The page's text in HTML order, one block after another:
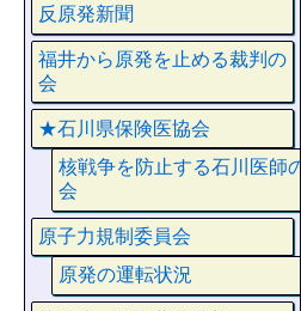
反原発新聞
福井から原発を止める裁判の
会
★石川県保険医協会
核戦争を防止する石川医師の
会
原子力規制委員会
原発の運転状況